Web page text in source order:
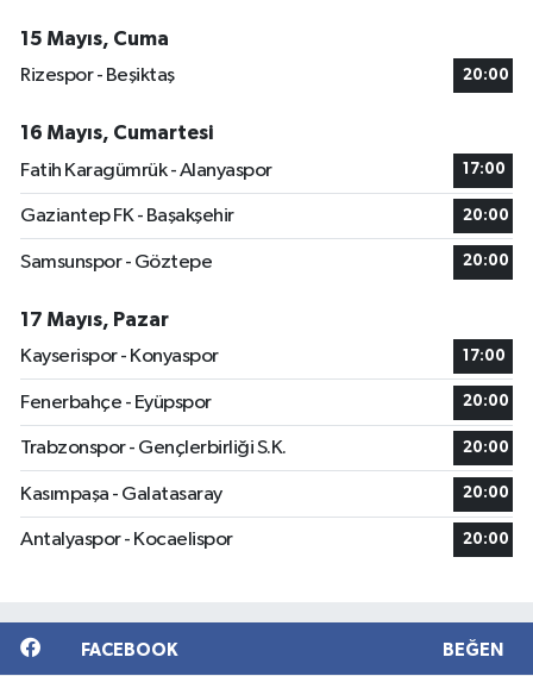
15 Mayıs, Cuma
Rizespor - Beşiktaş
20:00
16 Mayıs, Cumartesi
Fatih Karagümrük - Alanyaspor
17:00
Gaziantep FK - Başakşehir 20:00
Samsunspor - Göztepe 20:00
17 Mayıs, Pazar
Kayserispor - Konyaspor
17:00
Fenerbahçe - Eyüpspor 20:00
Trabzonspor - Gençlerbirliği S.K. 20:00
Kasımpaşa - Galatasaray 20:00
Antalyaspor - Kocaelispor 20:00
FACEBOOK BEĞEN